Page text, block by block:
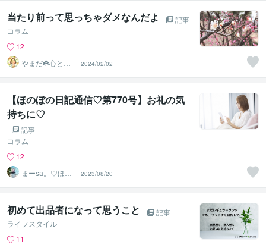
当たり前って思っちゃダメなんだよ
記事
コラム
12
やまだ☘️心と頭
がスッキリ整う
サロン
2024/02/02
【ほのぼの日記通信♡第770号】お礼の気
持ちに♡
記事
コラム
12
まーsa。♡ほの
ぼのブログ毎日
配信♡
2023/08/20
初めて出品者になって思うこと
記事
ライフスタイル
11